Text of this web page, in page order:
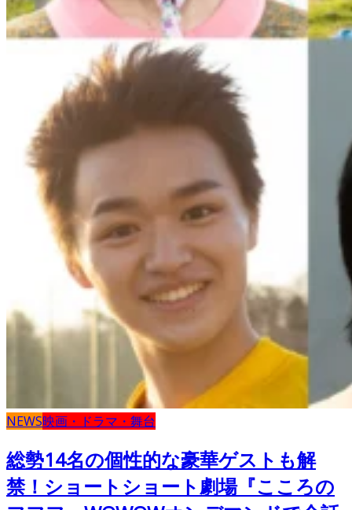
NEWS映画・ドラマ・舞台
総勢14名の個性的な豪華ゲストも解
禁！ショートショート劇場『こころの